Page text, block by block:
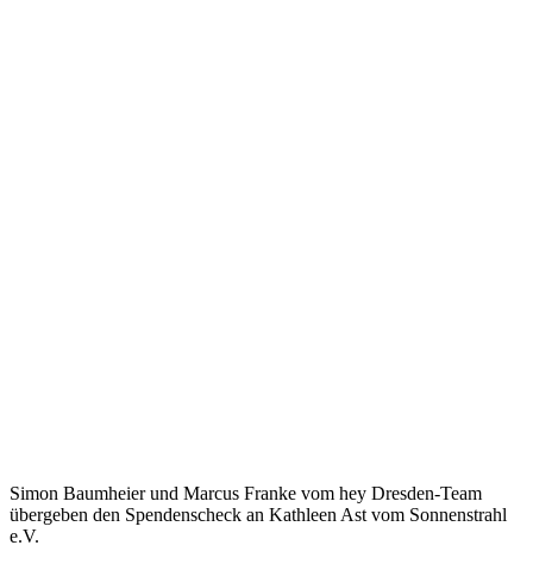
Simon Baumheier und Marcus Franke vom hey Dresden-Team
übergeben den Spendenscheck an Kathleen Ast vom Sonnenstrahl
e.V.